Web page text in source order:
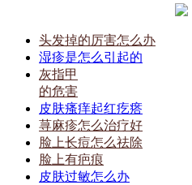
头发掉的厉害怎么办
湿疹是怎么引起的
灰指甲
的危害
皮肤瘙痒起红疙瘩
荨麻疹怎么治疗好
脸上长痘怎么祛除
脸上有疤痕
皮肤过敏怎么办